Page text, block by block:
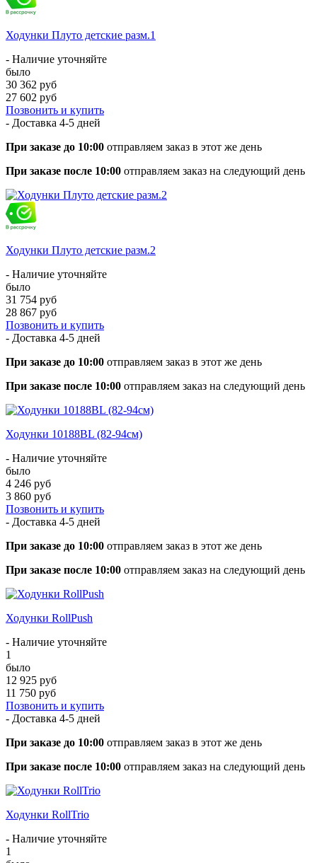
Ходунки Плуто детские разм.1
- Наличие уточняйте
было
30 362 руб
27 602 руб
Позвонить и купить
- Доставка 4-5 дней
При заказе до 10:00 отправляем заказ в этот же день
При заказе после 10:00 отправляем заказ на следующий день
Ходунки Плуто детские разм.2
- Наличие уточняйте
было
31 754 руб
28 867 руб
Позвонить и купить
- Доставка 4-5 дней
При заказе до 10:00 отправляем заказ в этот же день
При заказе после 10:00 отправляем заказ на следующий день
Ходунки 10188BL (82-94см)
- Наличие уточняйте
было
4 246 руб
3 860 руб
Позвонить и купить
- Доставка 4-5 дней
При заказе до 10:00 отправляем заказ в этот же день
При заказе после 10:00 отправляем заказ на следующий день
Ходунки RollPush
- Наличие уточняйте
1
было
12 925 руб
11 750 руб
Позвонить и купить
- Доставка 4-5 дней
При заказе до 10:00 отправляем заказ в этот же день
При заказе после 10:00 отправляем заказ на следующий день
Ходунки RollTrio
- Наличие уточняйте
1